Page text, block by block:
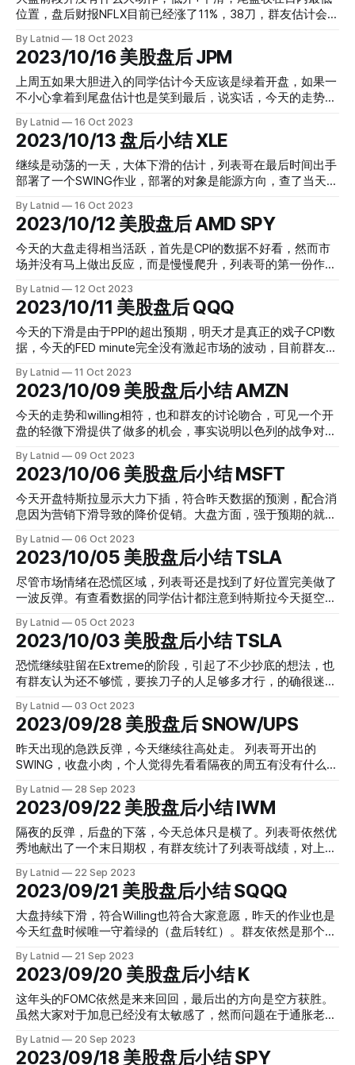
有兴趣捞呢。最后必须祝大家周末愉快，下周再战！ NVDA 由
期权合照：
位置，盘后财报NFLX目前已经涨了11%，38刀，群友估计会高
坑，不管怎样，这样的上拉总会有套利盘来打压价格的。其次
要看的是特斯拉，财报和群友预期一样Miss了，但是下跌的幅
度没多少，因为最近这些日子已经提前跌了不少，群友说可能
的波段入位，具体是怎样的，大家继续讨论，我在学习呢。
己的止盈策略吧，今天能够账号保持绿色，除了之前XLE的加
By Latnid 18 Oct 2023
2023/10/16 美股盘后 JPM
上周五如果大胆进入的同学估计今天应该是绿着开盘，如果一
不小心拿着到尾盘估计也是笑到最后，说实话，今天的走势都
五的XLE成功收在肉区，JPM的TP触及SL，尾盘还在SL位置。
今天其实最吸引我眼球的是META的数据,可惜这东西的期权非
常的贵，所以没有进驻。的确完成了一天的攀爬，尾盘我也没
有进驻，因为Initiator转向了Seller。 其次就是减少了MSFT，
数据的套利区间， XLE 成功踏上90的关口进入肉区。 JPM由
1.53 -SL
By Latnid 16 Oct 2023
2023/10/13 盘后小结 XLE
继续是动荡的一天，大体下滑的估计，列表哥在最后时间出手
部署了一个SWING作业，部署的对象是能源方向，查了当天我
Call，周一进入肉区的可能性较大。 XLE 4.1 SWING，尾盘有
更好价位，但是幅度不大，我的均价4.06
By Latnid 16 Oct 2023
2023/10/12 美股盘后 AMD SPY
今天的大盘走得相当活跃，首先是CPI的数据不好看，然而市
场并没有马上做出反应，而是慢慢爬升，列表哥的第一份作业
FLowMaster的数据里也看到了AMD的增量CALL，所以开盘的
走法算是庄家自己给自己一个交代，明明都准备好拉了，CPI
来个不好看也没关系，就要拉，所以数据还是很有说服力。其
后市场开始急速下滑，是由于Bond的需求下降，收益率激
插的过程中有群友不看好，也有群友勇敢接飞刀，列表哥选择
了再来一次做末日期权，这刀十分精准，完美点位，翻倍妥妥
的，为接飞刀的群友补了血。过程如下： 这波用末日收割得
十分完美 AMD 由 1.44 到1.75 肉的厚度是22% 没想到这只是热
身 SPY 由 1.35 到 3.3 肉的厚度是 145% 戏肉在这，妥妥翻倍
的直上作业 最后是今天的期权分布：
By Latnid 12 Oct 2023
2023/10/11 美股盘后 QQQ
今天的下滑是由于PPI的超出预期，明天才是真正的戏子CPI数
据，今天的FED minute完全没有激起市场的波动，目前群友看
进行操作。列表哥今天测试了QQQ的一个put用了极度窄的
SL，今天流量也很慢，总体来看大盘没怎么动，但是恐慌指数
一个倒V。其实好几天都是这样，失去后恢复，不知道大家有
没有留意 QQQ由0.6-SL 没什么意外的话明天CPI估计不会出
By Latnid 11 Oct 2023
2023/10/09 美股盘后小结 AMZN
今天的走势和willing相符，也和群友的讨论吻合，可见一个开
盘的轻微下滑提供了做多的机会，事实说明以色列的战争对美
响大。群友们通过对FLowMaster数据的分析已经提前做好了
今天的计划，列表哥一声令下更是信心始终，完美点位，周一
而已，这周还有四天，戒骄戒躁，现在大家是不是发现明明白
白炒股很是踏实呢。 AMZN 由2.4到4.42 肉的厚度是84% ，肉
By Latnid 09 Oct 2023
2023/10/06 美股盘后小结 MSFT
今天开盘特斯拉显示大力下插，符合昨天数据的预测，配合消
息因为营销下滑导致的降价促销。大盘方面，强于预期的就业
红盘。列表哥入场这次并不是最低位置，但是肉也十分可以，
关键是要追还是要做反弹，在那个时候群内的确有些分歧，最
后证实列表哥的顺势而为并没有错，又是列表粉们开心快乐的
周末开启方式。 MSFT 4.3 到 6.79 肉的厚度是58% ，顺利得
是不希望冒险过周末的，相信群友也有分歧，到底周一如何，
先不理吧，周末愉快最重要。 最后是感谢大家对数据的合理
利用，今天期权分布合影：
By Latnid 06 Oct 2023
2023/10/05 美股盘后小结 TSLA
尽管市场情绪在恐慌区域，列表哥还是找到了好位置完美做了
一波反弹。有查看数据的同学估计都注意到特斯拉今天挺空
再看到其它个股的数据也有在积极做多的押注。这样的情况给
人的感觉是等待明天盘前的数据公布，失业率，薪酬水平这些
都是对通胀和加息与否有重要影响的，起码对市场情绪了。
TSLA由2.38 到4.3 肉的厚度是80% 入位完美，也相对轻松的
By Latnid 05 Oct 2023
2023/10/03 美股盘后小结 TSLA
恐慌继续驻留在Extreme的阶段，引起了不少抄底的想法，也
有群友认为还不够慌，要挨刀子的人足够多才行，的确很迷
顺应趋势去做了一波PUT，毕竟迷雾这事情，少操作多思考更
为应该。 TSLA 由3.9到4.7 肉的厚度为20% 囊中有肉，足矣
期权分布：
By Latnid 03 Oct 2023
2023/09/28 美股盘后 SNOW/UPS
昨天出现的急跌反弹，今天继续往高处走。 列表哥开出的
SWING，收盘小肉，个人觉得先看看隔夜的周五有没有什么花
到5%，偏偏是这种感觉，让大体的市场觉得悲观，甚至恐
慌，然后今天恐慌指数由昨天的极度恐慌回到了恐慌。这阶段
要么来个措手不及，要不磨下洋工。数据如下：
By Latnid 28 Sep 2023
2023/09/22 美股盘后小结 IWM
隔夜的反弹，后盘的下落，今天总体只是横了。列表哥依然优
秀地献出了一个末日期权，有群友统计了列表哥战绩，对上一
期出手的次数也降低了。大家高兴就好，我潜意识觉得周一可
能不会盘前跳水吧，特斯拉这些虽然表现得抢着跌的感觉，毕
竟周末两天有啥新闻都不知道，如果你抄底了不妨分享下。今
天相信各位列表粉都是很开心的，毕竟也是点爆了的赞，翻了
错过了，下周再来嘛。周末愉快，玩的时候。 IWM 由0.13到
0.4 纯肉的厚度是 207% ，复盘的时候惊奇发现还有0.01成交
的，这人估计是神了。
By Latnid 22 Sep 2023
2023/09/21 美股盘后小结 SQQQ
大盘持续下滑，符合Willing也符合大家意愿，昨天的作业也是
今天红盘时候唯一守着绿的（盘后转红）。群友依然是那个赚
闻消息貌似都没什么意思，花街总有一个解析的办法。硬是要
问我理由，那就是美国政府Shutdown的事情，我也不用展开
了，DDDD。 数据和点子等等信息得出的idea，各路神仙齐齐
发力，互相看着开好车，群的意义也就如此。 0.3 - 0.59 肉厚
By Latnid 21 Sep 2023
2023/09/20 美股盘后小结 K
这年头的FOMC依然是来来回回，最后出的方向是空方获胜。
虽然大家对于加息已经没有太敏感了，然而问题在于通胀老是
加息结论，这就是不确定性带来的利空了。列表哥今天的作业
By Latnid 20 Sep 2023
2023/09/18 美股盘后小结 SPY